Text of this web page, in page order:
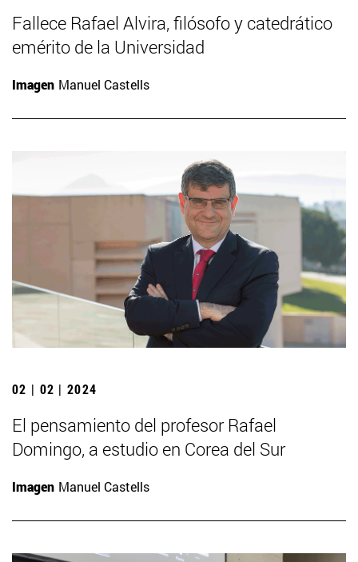
Fallece Rafael Alvira, filósofo y catedrático
emérito de la Universidad
Imagen Manuel Castells
02 | 02 | 2024
El pensamiento del profesor Rafael
Domingo, a estudio en Corea del Sur
Imagen Manuel Castells